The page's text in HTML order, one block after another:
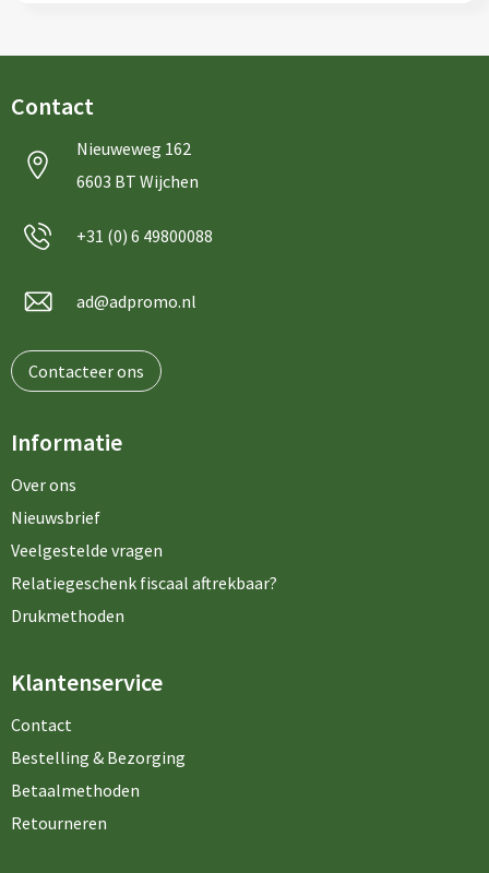
Contact
Nieuweweg 162
6603 BT Wijchen
+31 (0) 6 49800088
ad@adpromo.nl
Contacteer ons
Informatie
Over ons
Nieuwsbrief
Veelgestelde vragen
Relatiegeschenk fiscaal aftrekbaar?
Drukmethoden
Klantenservice
Contact
Bestelling & Bezorging
Betaalmethoden
Retourneren